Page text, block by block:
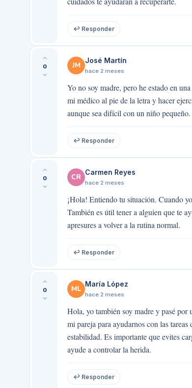
↩ Responder
0 JM
José Martín
hace 2 meses
Yo no soy madre, pero he estado en
mi médico al pie de la letra y hacer
aunque sea difícil con un niño pequeño.
↩ Responder
0 CR
Carmen Reyes
hace 2 meses
¡Hola! Entiendo tu situación. Cuando
También es útil tener a alguien que te
apresures a volver a la rutina normal.
↩ Responder
0 ML
María López
hace 2 meses
Hola, yo también soy madre y pasé
mi pareja para ayudarnos con las
estabilidad. Es importante que evites
ayude a controlar la herida.
↩ Responder